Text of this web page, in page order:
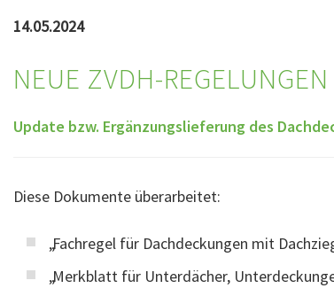
14.05.2024
NEUE ZVDH-
Update bzw. Ergänzungslieferung des
Diese Dokumente überarbeitet:
„Fachregel für Dachdeckungen mit
„Merkblatt für Unterdächer,